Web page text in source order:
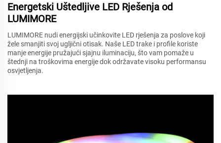
Energetski Uštedljive LED Rješenja od
LUMIMORE
LUMIMORE nudi energijski učinkovite LED rješenja za poslove koji
žele smanjiti svoj ugljični otisak. Naše LED trake i profile koriste
manje energije pružajući sjajnu iluminaciju, što vam pomaže u
štednji na troškovima energije dok održavate visoku performansu
osvjetljenja.